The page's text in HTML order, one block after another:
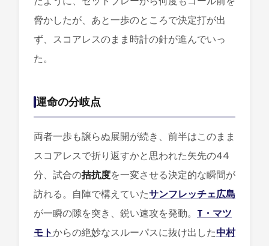
脅かしたが、あと一歩のところで決定打が出
ず、スコアレスのまま時計の針が進んでいっ
た。
運命の分岐点
両者一歩も譲らぬ展開が続き、前半はこのまま
スコアレスで折り返すかと思われた矢先の44
分、試合の拮抗度を一変させる決定的な瞬間が
訪れる。自陣で構えていたサンフレッチェ広島
が一瞬の隙を突き、鋭い速攻を発動。 T・マツ
モトからの絶妙なスルーパスに抜け出した中村